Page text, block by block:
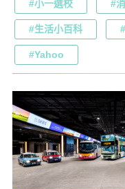
#小一選校 #
#生活小百科
#Yahoo